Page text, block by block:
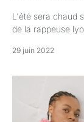
L'été sera chaud
de la rappeuse
29 juin 2022